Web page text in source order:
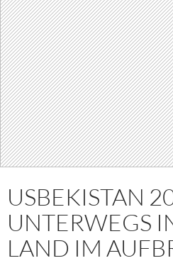
USBEKISTAN
UNTERWEGS
LAND IM